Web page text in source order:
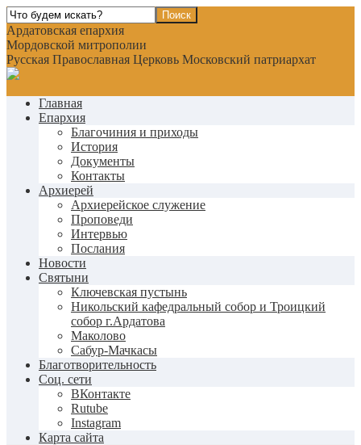
Ардатовская епархия
Мордовской митрополии
Русская Православная Церковь Московский патриархат
Главная
Епархия
Благочиния и приходы
История
Документы
Контакты
Архиерей
Архиерейское служение
Проповеди
Интервью
Послания
Новости
Святыни
Ключевская пустынь
Никольский кафедральный собор и Троицкий
собор г.Ардатова
Маколово
Сабур-Мачкасы
Благотворительность
Соц. сети
ВКонтакте
Rutube
Instagram
Карта сайта